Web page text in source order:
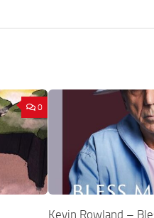
0
Kevin Rowland –